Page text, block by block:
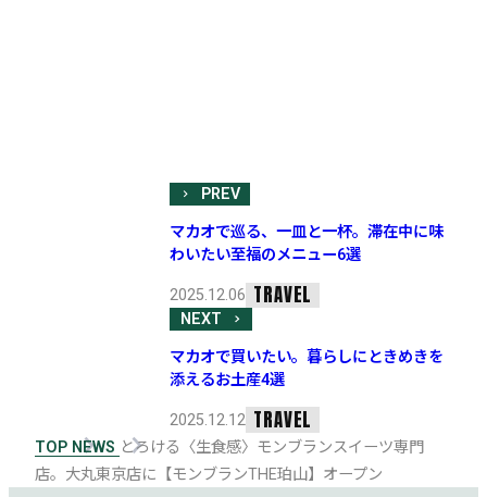
PREV
マカオで巡る、一皿と一杯。滞在中に味
わいたい至福のメニュー6選
2025.12.06 TRAVEL
NEXT
マカオで買いたい。暮らしにときめきを
添えるお土産4選
2025.12.12 TRAVEL
TOP NEWS とろける〈生食感〉モンブランスイーツ専門
店。大丸東京店に【モンブランTHE珀山】オープン